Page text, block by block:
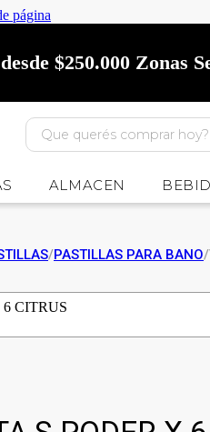
página
$250.000 Zonas
ALMACEN
/PASTILLAS PARA BANO/